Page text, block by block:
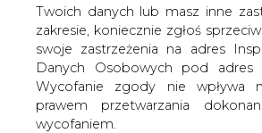
Twoich danych lub masz inne
zakresie, koniecznie zgłoś
swoje zastrzeżenia na adres
Danych Osobowych pod adres
Wycofanie zgody nie wpływa
prawem przetwarzania
wycofaniem.
pozagiełdowym kontraktami
Mimo iż aktualna spora nadwyżka
polskich elektrowni sprzyja
konkurencji na rynku, to aby w
(ponad 5 lat) utrzymać podobny
wśród wytwórców, trzeba
przejrzystość rynku i szybką